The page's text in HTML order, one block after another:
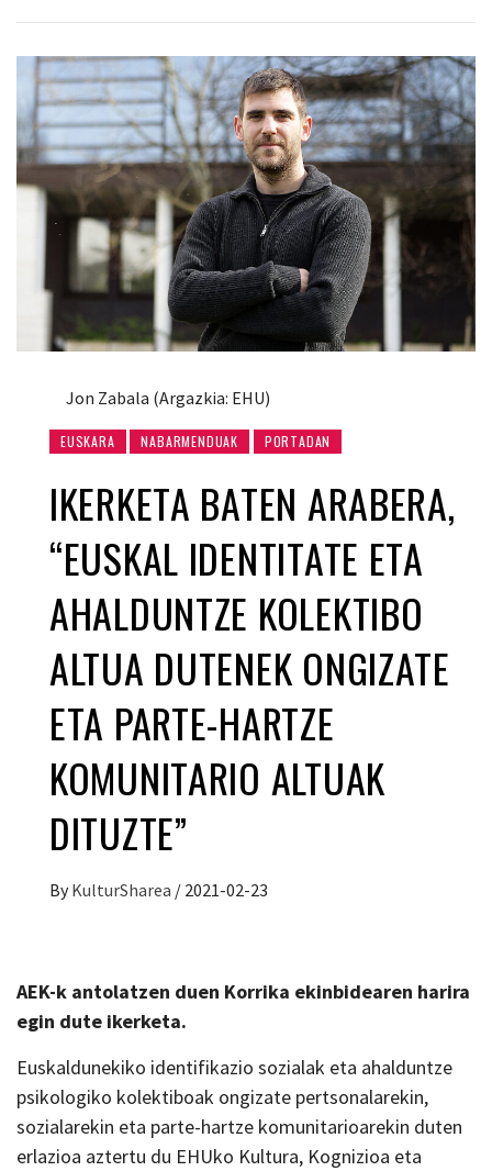
Jon Zabala (Argazkia: EHU)
EUSKARA NABARMENDUAK PORTADAN
IKERKETA BATEN ARABERA,
“EUSKAL IDENTITATE ETA
AHALDUNTZE KOLEKTIBO
ALTUA DUTENEK ONGIZATE
ETA PARTE-HARTZE
KOMUNITARIO ALTUAK
DITUZTE”
By KulturSharea / 2021-02-23
AEK-k antolatzen duen Korrika ekinbidearen harira
egin dute ikerketa.
Euskaldunekiko identifikazio sozialak eta ahalduntze
psikologiko kolektiboak ongizate pertsonalarekin,
sozialarekin eta parte-hartze komunitarioarekin duten
erlazioa aztertu du EHUko Kultura, Kognizioa eta